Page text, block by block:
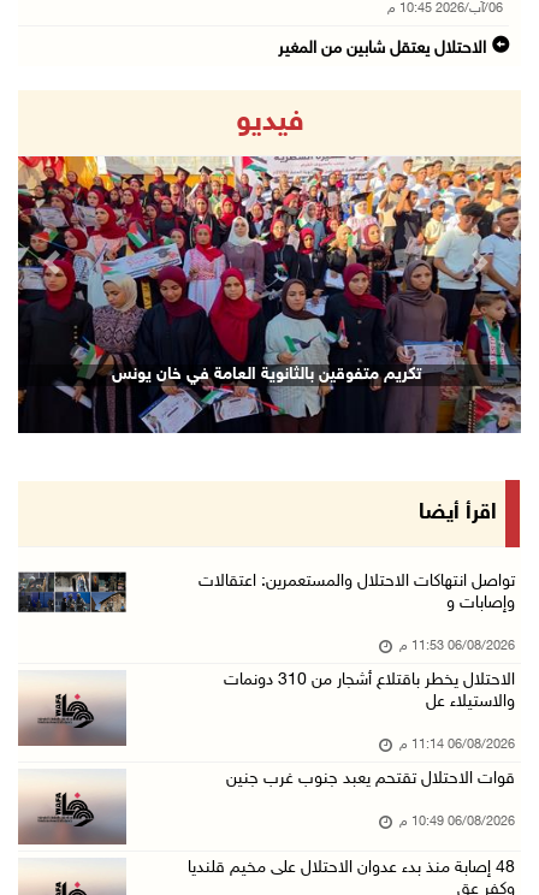
06/آب/2026 10:45 م
الاحتلال يعتقل شابين من المغير
وزير الداخلية يبحث مع مكافحة المخدرات الدولي ...
06/آب/2026 10:01 م
رئيس بلدية الخليل يطلع وفدا أميركيا على تطورا ...
06/آب/2026 09:59 م
06/آب/2026 09:17 م
إصابة مسن بجروح ورضوض إثر اعتداء جيش الاحتلال ...
06/آب/2026 09:13 م
ورشة توصي بخطة عاجلة لاستعادة التعليم الوجاهي ...
الرئيس يستقبل مجلس بلدية رام الله ويشدد على د ...
جماهير شعبنا تشيع جثمان الشهيد علاء صبيح في ت ...
الاحتلال يوسع حملات الدهم والاعتقال في قلنديا ...
06/آب/2026 08:06 م
الرئيس المصري وملك البحرين يشددان على ضرورة ت ...
رابطة العالم الإسلامي تدين تواصل انتهاكات الا ...
فيديو
تكريم متفوقين بالثانوية العامة في خان يونس
Next
اقرأ أيضا
تواصل انتهاكات الاحتلال والمستعمرين: اعتقالات
وإصابات و
06/08/2026 11:53 م
الاحتلال يخطر باقتلاع أشجار من 310 دونمات
والاستيلاء عل
06/08/2026 11:14 م
قوات الاحتلال تقتحم يعبد جنوب غرب جنين
06/08/2026 10:49 م
48 إصابة منذ بدء عدوان الاحتلال على مخيم قلنديا
وكفر عق